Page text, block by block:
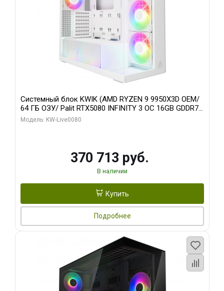
Системный блок KWIK (AMD RYZEN 9 9950X3D OEM/
64 ГБ ОЗУ/ Palit RTX5080 INFINITY 3 OC 16GB GDDR7
256bit 3xDP H/ 960 ГБ SSD)
Модель: KW-Live0080
370 713 руб.
В наличии
Купить
Подробнее